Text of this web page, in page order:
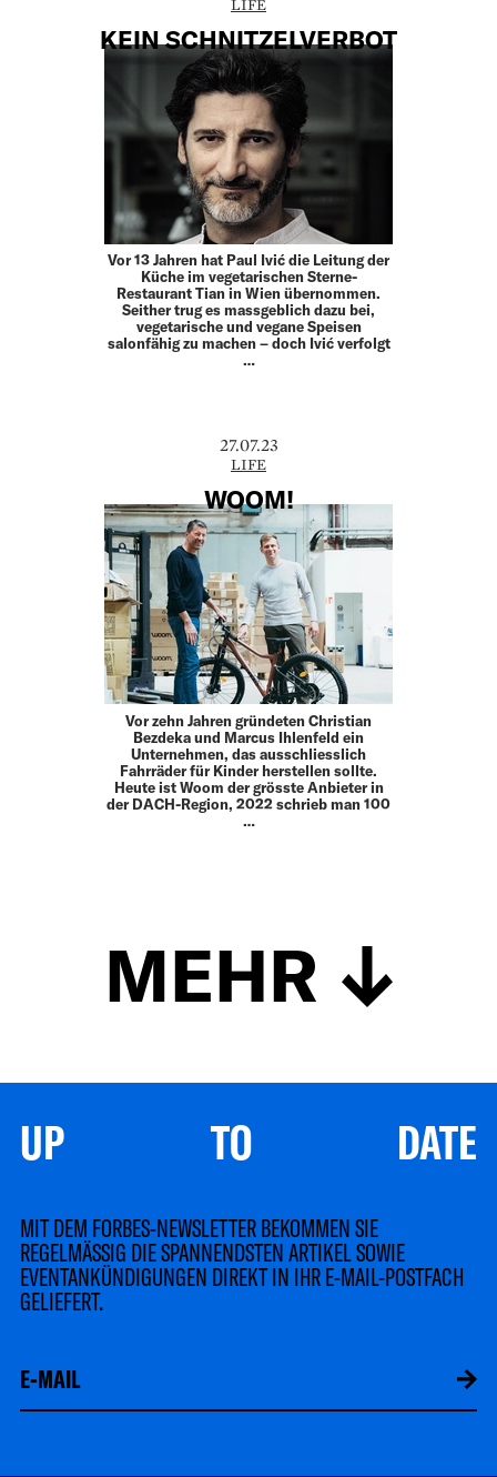
LIFE
KEIN SCHNITZELVERBOT
Vor 13 Jahren hat Paul Ivić die Leitung der
Küche im vegetarischen Sterne-
Restaurant Tian in Wien übernommen.
Seither trug es massgeblich dazu bei,
vegetarische und vegane Speisen
salonfähig zu machen – doch Ivić verfolgt
…
27.07.23
LIFE
WOOM!
Vor zehn Jahren gründeten Christian
Bezdeka und Marcus Ihlen­feld ein
Unternehmen, das ausschliesslich
Fahrräder für Kinder herstellen sollte.
Heute ist Woom der grösste Anbieter in
der DACH-Region, 2022 schrieb man 100
…
MEHR
UP TO DATE
MIT DEM FORBES-NEWSLETTER BEKOMMEN SIE
REGELMÄSSIG DIE SPANNENDSTEN ARTIKEL SOWIE
EVENTANKÜNDIGUNGEN DIREKT IN IHR E-MAIL-POSTFACH
GELIEFERT.